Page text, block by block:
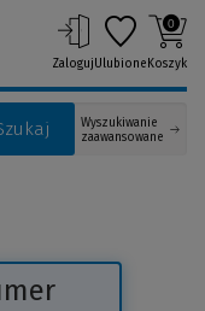
Wyszukiwanie
zaawansowane
ZalogujUlubione
0
Koszyk